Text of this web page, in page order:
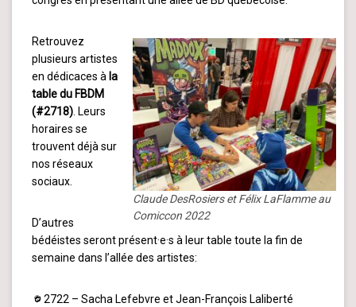
Claude DesRosiers et Félix LaFlamme au
Comiccon 2022
Retrouvez
plusieurs artistes
en dédicaces à la
table du FBDM
(#2718) . Leurs
horaires se
trouvent déjà sur
nos réseaux
sociaux.
D’autres
bédéistes seront présent·e·s à leur table toute la fin de
semaine dans l’allée des artistes:
2722 – Sacha Lefebvre et Jean-François Laliberté